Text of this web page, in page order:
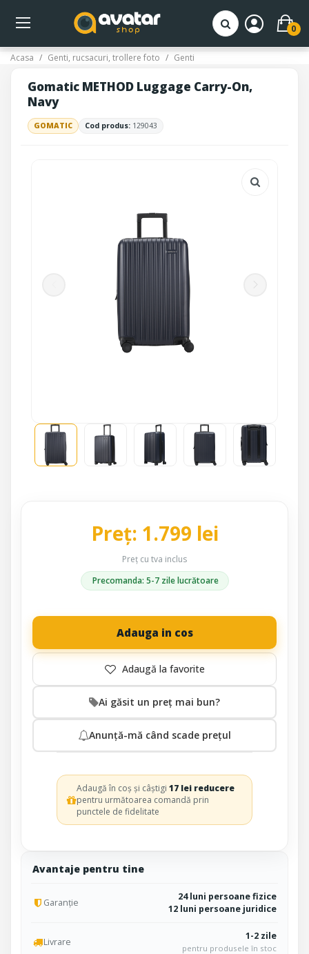
0
Acasa Genti, rucsacuri, trollere foto Genti
Gomatic METHOD Luggage Carry-On,
Navy
GOMATIC Cod produs: 129043
Avantaje pentru tine
Garanție
24 luni persoane fizice
12 luni persoane juridice
Livrare 1-2 zile
pentru produsele în stoc
Preț: 1.799 lei
Preț cu tva inclus
Precomanda: 5-7 zile lucrătoare
Adauga in cos
Ai găsit un preț mai bun?
Anunță-mă când scade prețul
Adaugă în coș și câștigi17 lei reducere
pentru următoarea comandă prin
punctele de fidelitate